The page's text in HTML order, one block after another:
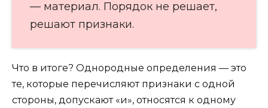
— материал. Порядок не решает,
решают признаки.
Что в итоге? Однородные определения — это
те, которые перечисляют признаки с одной
стороны, допускают «и», относятся к одному